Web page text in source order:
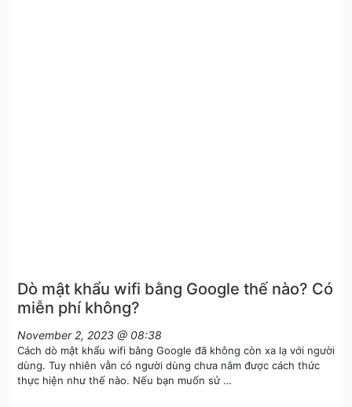
Dò mật khẩu wifi bằng Google thế nào? Có
miễn phí không?
November 2, 2023 @ 08:38
Cách dò mật khẩu wifi bằng Google đã không còn xa lạ với người
dùng. Tuy nhiên vẫn có người dùng chưa nắm được cách thức
thực hiện như thế nào. Nếu bạn muốn sử …